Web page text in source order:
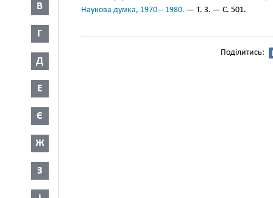
В
Г
Д
Е
Є
Ж
З
Наукова думка, 1970—1980. — Т. 3. — С. 501.
Поділитись: